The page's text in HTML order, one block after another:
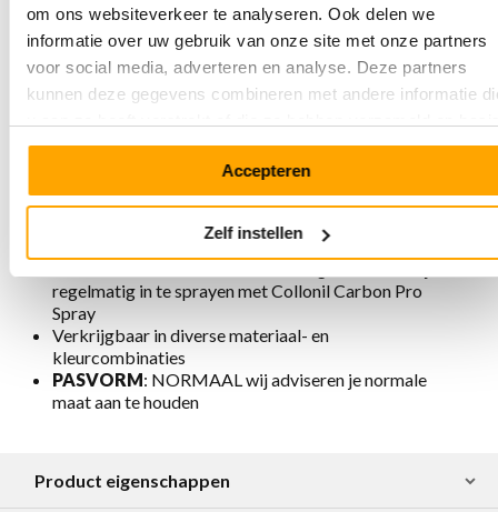
om ons websiteverkeer te analyseren. Ook delen we
informatie over uw gebruik van onze site met onze partners
voor social media, adverteren en analyse. Deze partners
kunnen deze gegevens combineren met andere informatie
van uw gebruik van hun services.
Accepteren
Zelf instellen
geproduceerd en daardoor vrij van metalen en
chemische toevoegingen
Beetje extra hakhoogte voor extra comfort en
gemakkelijkere afwikkeling van de voet
Voering is chroomvrij, ademend, antistatisch en
antibacterieel
Ambachtelijk en verantwoord geproduceerd in
regelmatig in te sprayen met Collonil Carbon Pro
Spray
Verkrijgbaar in diverse materiaal- en
kleurcombinaties
PASVORM: NORMAAL wij adviseren je normale
maat aan te houden
Product eigenschappen